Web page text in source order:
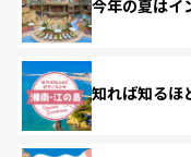
今年の夏はイ
知れば知るほ